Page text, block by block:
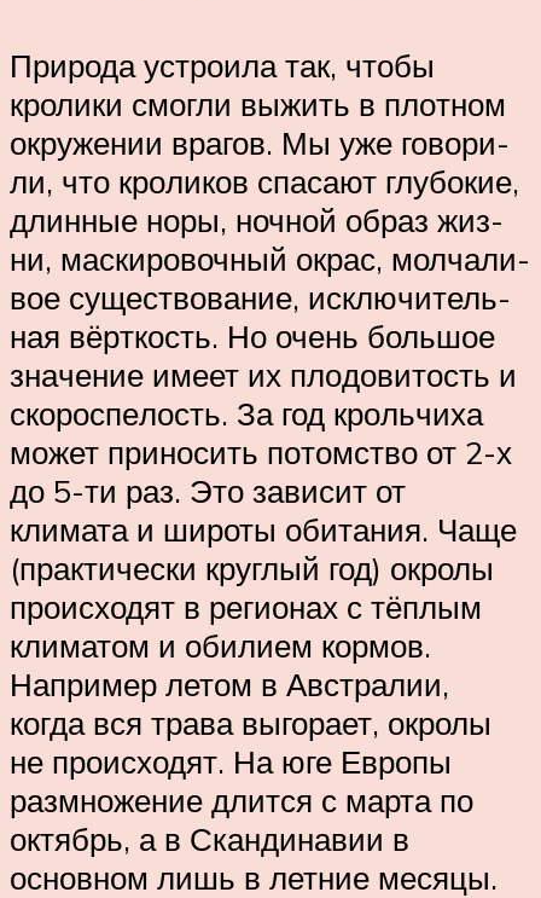
Природа устроила так, чтобы
кролики смогли вы­жить в пло­т­ном
ок­ру­же­нии вра­гов. Мы уже го­во­ри­
ли, что кро­ли­ков спа­са­ют глу­бо­кие,
длин­ные но­ры, ноч­ной об­раз жиз­
ни, мас­­ки­ро­­воч­­ный ок­рас, мол­ча­ли­
вое су­щест­во­ва­ние, ис­клю­­чи­тель­­
ная вёр­т­кость. Но очень боль­шое
зна­че­ние име­ет их пло­­до­ви­тость и
ско­­ро­спе­­лость. За год кро­ль­­чи­ха
мо­жет при­но­сить по­том­ст­во от 2-х
до 5-ти раз. Это зависит от
климата и широты обитания. Чаще
(практически круглый год) окролы
происходят в регионах с тёплым
климатом и обилием кормов.
Например летом в Австралии,
когда вся трава выгорает, окролы
не происходят. На юге Европы
размножение длится с марта по
октябрь, а в Скан­дина­вии в
основном лишь в летние месяцы.